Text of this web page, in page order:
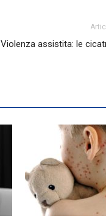
Violenza assistita: le